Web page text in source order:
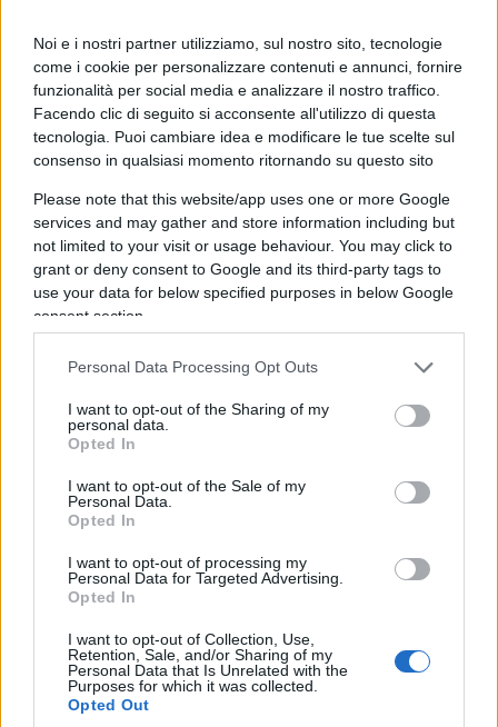
Noi e i nostri partner utilizziamo, sul nostro sito, tecnologie
come i cookie per personalizzare contenuti e annunci, fornire
funzionalità per social media e analizzare il nostro traffico.
Facendo clic di seguito si acconsente all'utilizzo di questa
tecnologia. Puoi cambiare idea e modificare le tue scelte sul
consenso in qualsiasi momento ritornando su questo sito
Please note that this website/app uses one or more Google
services and may gather and store information including but
not limited to your visit or usage behaviour. You may click to
grant or deny consent to Google and its third-party tags to
use your data for below specified purposes in below Google
consent section.
Personal Data Processing Opt Outs
I want to opt-out of the Sharing of my
personal data.
Opted In
I want to opt-out of the Sale of my
Personal Data.
Opted In
I want to opt-out of processing my
Personal Data for Targeted Advertising.
Opted In
I want to opt-out of Collection, Use,
Retention, Sale, and/or Sharing of my
Personal Data that Is Unrelated with the
Purposes for which it was collected.
Opted Out
È su questo confine che occorre muoversi con
prudenza. Anche la separazione delle carriere, la
riorganizzazione degli uffici e i nuovi meccanismi
effetti concreti che produrranno, più che
trasformati nell’ennesimo terreno di scontro tra
Governo e magistratura.Con una cautela in più
ogni riforma di un organo di controllo dovrebbe
rafforzarne non soltanto l’efficienza, ma anche
l’indipendenza e la percezione di indipendenza,
anche dalla distanza che mantiene da chi è
chiamato a controllare.
Sarebbe infatti un errore raccontare questa
Palazzo Chigi da una parte e la Corte dei conti
dall’altra. La questione riguarda qualcosa di assai
meno spettacolare, ma molto più importante:
come rendere lo Stato capace di decidere e,
contemporaneamente, capace di controllare se